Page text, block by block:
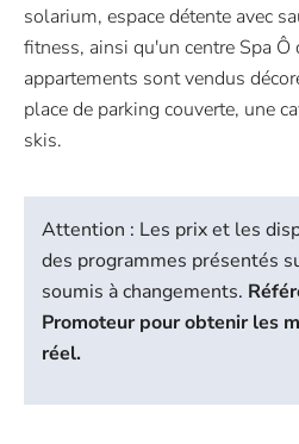
solarium, espace détente avec
fitness, ainsi qu'un centre Spa Ô
appartements sont vendus
place de parking couverte, une
skis.
Attention : Les prix et les
des programmes présentés
soumis à changements.
Promoteur pour obtenir les
réel.